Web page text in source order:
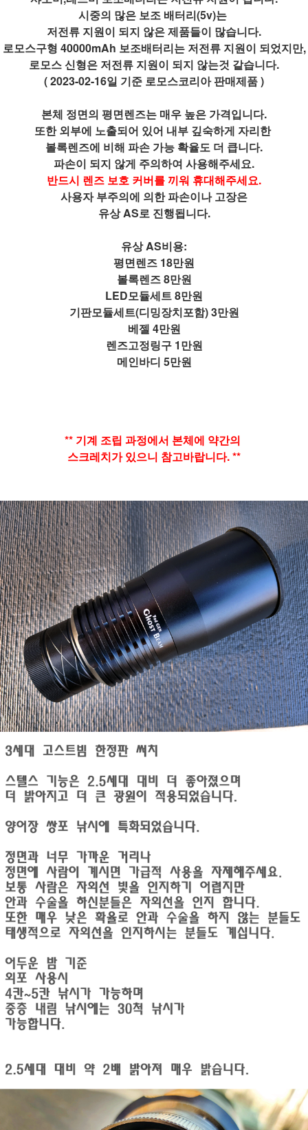
시중의 많은 보조 배터리(5v)는
저전류 지원이 되지 않은 제품들이 많습니다.
로모스구형 40000mAh 보조배터리는 저전류 지원이 되었지만,
로모스 신형은 저전류 지원이 되지 않는것 같습니다.
( 2023-02-16일 기준 로모스코리아 판매제품 )
본체 정면의 평면렌즈는 매우 높은 가격입니다.
또한 외부에 노출되어 있어 내부 깊숙하게 자리한
볼록렌즈에 비해 파손 가능 확율도 더 큽니다.
파손이 되지 않게 주의하여 사용해주세요.
반드시 렌즈 보호 커버를 끼워 휴대해주세요.
사용자 부주의에 의한 파손이나 고장은
유상 AS로 진행됩니다.
유상 AS비용:
평면렌즈 18만원
볼록렌즈 8만원
LED모듈세트 8만원
기판모듈세트(디밍장치포함) 3만원
베젤 4만원
렌즈고정링구 1만원
메인바디 5만원
** 기계 조립 과정에서 본체에 약간의
스크레치가 있으니 참고바랍니다. **